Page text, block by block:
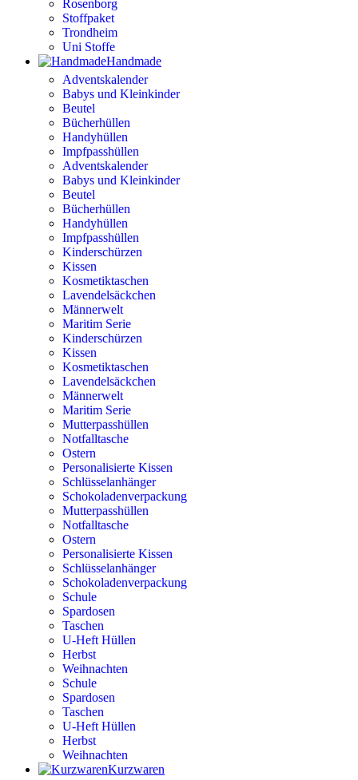
Rosenborg
Stoffpaket
Trondheim
Uni Stoffe
Handmade
Adventskalender
Babys und Kleinkinder
Beutel
Bücherhüllen
Handyhüllen
Impfpasshüllen
Adventskalender
Babys und Kleinkinder
Beutel
Bücherhüllen
Handyhüllen
Impfpasshüllen
Kinderschürzen
Kissen
Kosmetiktaschen
Lavendelsäckchen
Männerwelt
Maritim Serie
Kinderschürzen
Kissen
Kosmetiktaschen
Lavendelsäckchen
Männerwelt
Maritim Serie
Mutterpasshüllen
Notfalltasche
Ostern
Personalisierte Kissen
Schlüsselanhänger
Schokoladenverpackung
Mutterpasshüllen
Notfalltasche
Ostern
Personalisierte Kissen
Schlüsselanhänger
Schokoladenverpackung
Schule
Spardosen
Taschen
U-Heft Hüllen
Herbst
Weihnachten
Schule
Spardosen
Taschen
U-Heft Hüllen
Herbst
Weihnachten
Kurzwaren